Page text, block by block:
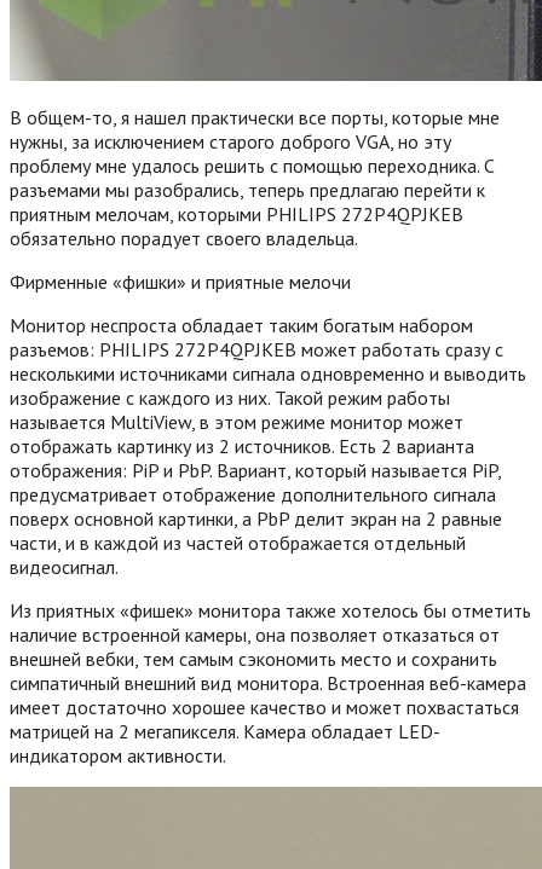
В общем-то, я нашел практически все порты, которые мне
нужны, за исключением старого доброго VGA, но эту
проблему мне удалось решить с помощью переходника. С
разъемами мы разобрались, теперь предлагаю перейти к
приятным мелочам, которыми PHILIPS 272P4QPJKEB
обязательно порадует своего владельца.
Фирменные «фишки» и приятные мелочи
Монитор неспроста обладает таким богатым набором
разъемов: PHILIPS 272P4QPJKEB может работать сразу с
несколькими источниками сигнала одновременно и выводить
изображение с каждого из них. Такой режим работы
называется MultiView, в этом режиме монитор может
отображать картинку из 2 источников. Есть 2 варианта
отображения: PiP и PbP. Вариант, который называется PiP,
предусматривает отображение дополнительного сигнала
поверх основной картинки, а PbP делит экран на 2 равные
части, и в каждой из частей отображается отдельный
видеосигнал.
Из приятных «фишек» монитора также хотелось бы отметить
наличие встроенной камеры, она позволяет отказаться от
внешней вебки, тем самым сэкономить место и сохранить
симпатичный внешний вид монитора. Встроенная веб-камера
имеет достаточно хорошее качество и может похвастаться
матрицей на 2 мегапикселя. Камера обладает LED-
индикатором активности.